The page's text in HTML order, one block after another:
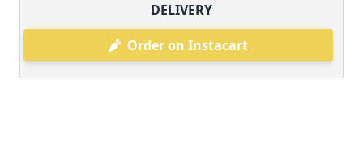
DELIVERY
Order on Instacart